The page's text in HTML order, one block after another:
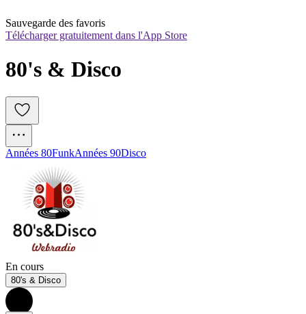
Sauvegarde des favoris
Télécharger gratuitement dans l'App Store
80's & Disco
Années 80FunkAnnées 90Disco
En cours
80's & Disco